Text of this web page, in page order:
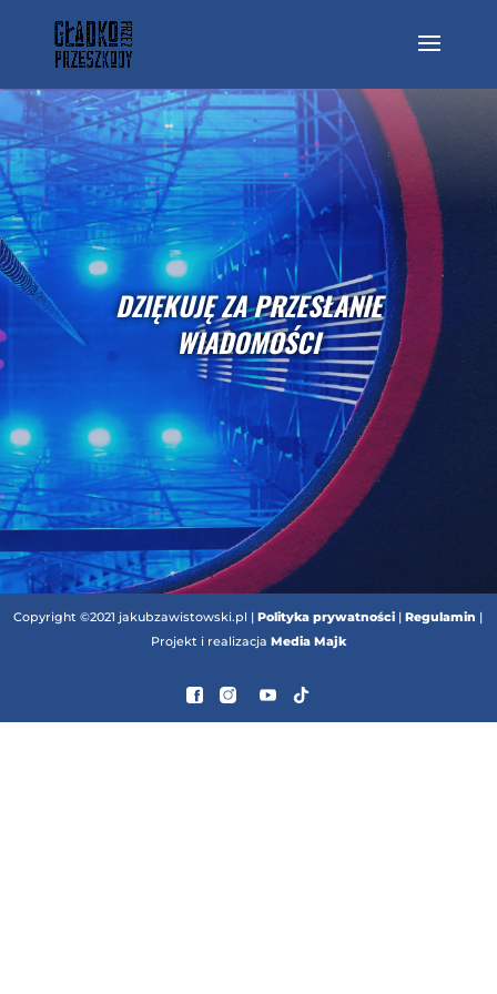
DZIĘKUJĘ ZA PRZESŁANIE
WIADOMOŚCI
Copyright ©2021 jakubzawistowski.pl |Polityka prywatności |Regulamin |
Projekt i realizacja Media Majk